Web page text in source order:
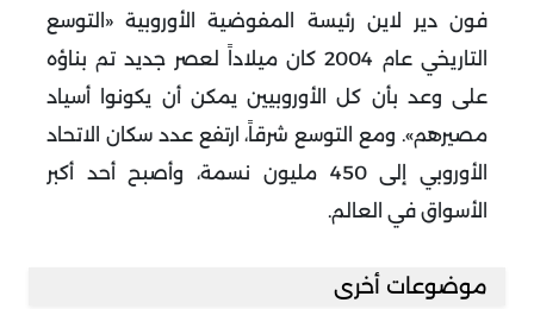
فون دير لاين رئيسة المفوضية الأوروبية «التوسع
التاريخي عام 2004 كان ميلاداً لعصر جديد تم بناؤه
على وعد بأن كل الأوروبيين يمكن أن يكونوا أسياد
مصيرهم». ومع التوسع شرقاً، ارتفع عدد سكان الاتحاد
الأوروبي إلى 450 مليون نسمة، وأصبح أحد أكبر
الأسواق في العالم.
موضوعات أخرى